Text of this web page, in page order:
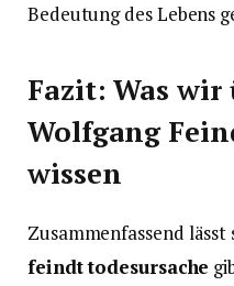
Bedeutung des Lebens
Fazit: Was wir
Wolfgang
wissen
Zusammenfassend
feindt todesursache